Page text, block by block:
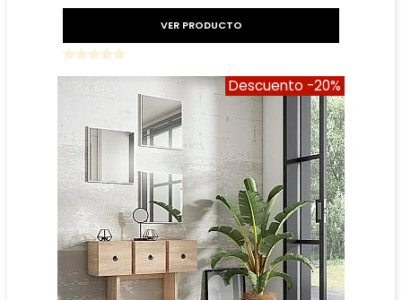
VER PRODUCTO
Descuento -20%